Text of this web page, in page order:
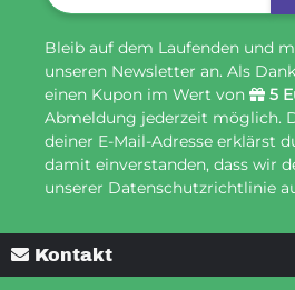
Bleib auf dem Laufenden und
unseren Newsletter an. Als
einen Kupon im Wert von
5
Abmeldung jederzeit möglich.
deiner E-Mail-Adresse erklärst
damit einverstanden, dass wir
unserer Datenschutzrichtlinie
Kontakt